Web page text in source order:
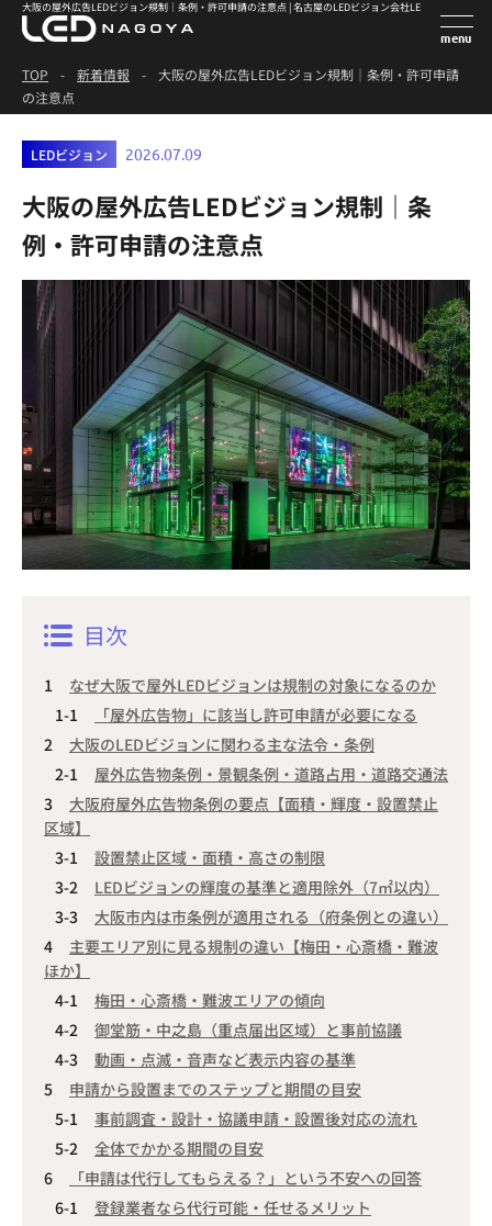
大阪の屋外広告LEDビジョン規制｜条例・許可申請の注意点 | 名古屋のLEDビジョン会社LED NAGOYA
TOP - 新着情報 -
大阪の屋外広告LEDビジョン規制｜条例・許可申請
の注意点
LEDビジョン 2026.07.09
大阪の屋外広告LEDビジョン規制｜条
例・許可申請の注意点
目次
なぜ大阪で屋外LEDビジョンは規制の対象になるのか
「屋外広告物」に該当し許可申請が必要になる
大阪のLEDビジョンに関わる主な法令・条例
屋外広告物条例・景観条例・道路占用・道路交通法
大阪府屋外広告物条例の要点【面積・輝度・設置禁止
区域】
設置禁止区域・面積・高さの制限
LEDビジョンの輝度の基準と適用除外（7㎡以内）
大阪市内は市条例が適用される（府条例との違い）
主要エリア別に見る規制の違い【梅田・心斎橋・難波
ほか】
梅田・心斎橋・難波エリアの傾向
御堂筋・中之島（重点届出区域）と事前協議
動画・点滅・音声など表示内容の基準
申請から設置までのステップと期間の目安
事前調査・設計・協議申請・設置後対応の流れ
全体でかかる期間の目安
「申請は代行してもらえる？」という不安への回答
登録業者なら代行可能・任せるメリット